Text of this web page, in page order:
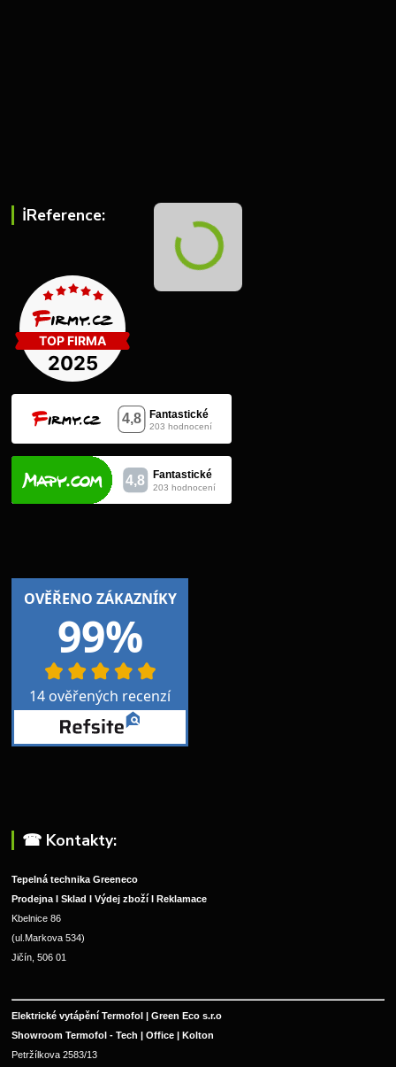
ℹ︎Reference:
☎︎ Kontakty:
Tepelná technika Greeneco
Prodejna I Sklad I Výdej zboží I Reklamace
Kbelnice 86
(ul.Markova 534)
Jičín, 506 01
Elektrické vytápění Termofol | Green Eco s.r.o
Showroom Termofol - Tech | Office | Kolton
Petržílkova 2583/13